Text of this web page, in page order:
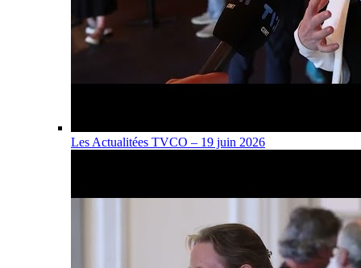
Les Actualitées TVCO – 19 juin 2026